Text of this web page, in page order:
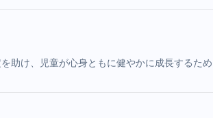
助け、児童が心身ともに健やかに成長するため